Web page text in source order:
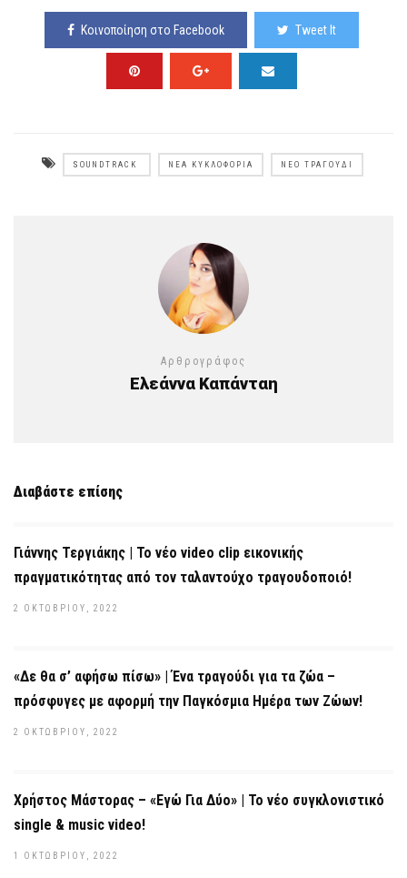
Κοινοποίηση στο Facebook Tweet It
SOUNDTRACK ΝΈΑ ΚΥΚΛΟΦΟΡΊΑ ΝΈΟ ΤΡΑΓΟΎΔΙ
Αρθρογράφος
Ελεάννα Καπάνταη
Διαβάστε επίσης
Γιάννης Τεργιάκης | Το νέο video clip εικονικής
πραγματικότητας από τον ταλαντούχο τραγουδοποιό!
2 ΟΚΤΩΒΡΊΟΥ, 2022
«Δε θα σ’ αφήσω πίσω» | Ένα τραγούδι για τα ζώα –
πρόσφυγες με αφορμή την Παγκόσμια Ημέρα των Ζώων!
2 ΟΚΤΩΒΡΊΟΥ, 2022
Χρήστος Μάστορας – «Εγώ Για Δύο» | Το νέο συγκλονιστικό
single & music video!
1 ΟΚΤΩΒΡΊΟΥ, 2022